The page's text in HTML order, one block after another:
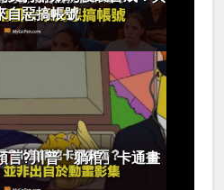
自惡搞帳號
言?川普「躺棺」卡通畫